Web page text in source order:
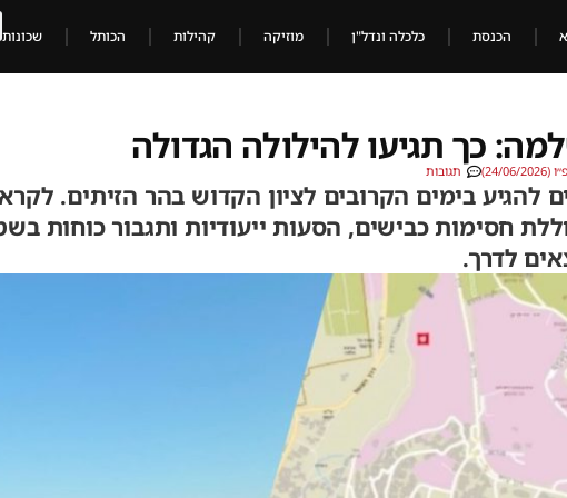
הכנסת כלכלה ונדל"ן מוזיקה קהילות הכותל שכונות
כך תגיעו להילולה הגדולה
2026) תגובות
להגיע בימים הקרובים לציון הקדוש בהר הזיתים.
חסימות כבישים, הסעות ייעודיות ותגבור כוחות
לדרך.